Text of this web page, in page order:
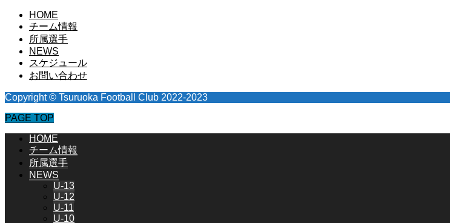
HOME
チーム情報
所属選手
NEWS
スケジュール
お問い合わせ
Copyright © Tsuruoka Football Club 2022-2023
PAGE TOP
HOME
チーム情報
所属選手
NEWS
U-13
U-12
U-11
U-10